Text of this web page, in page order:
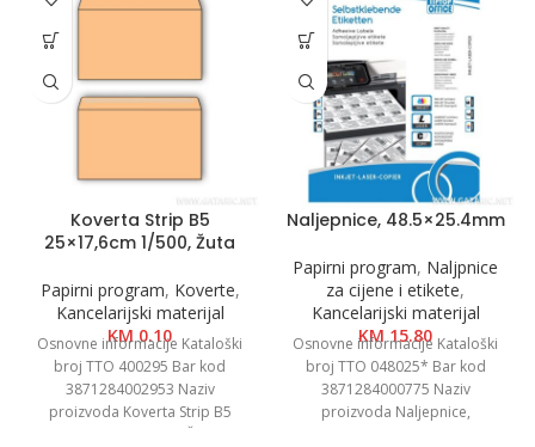
Koverta Strip B5
25×17,6cm 1/500, Žuta
Papirni program, Koverte,
Kancelarijski materijal
KM0.10
Osnovne informacije Kataloški
broj TTO 400295 Bar kod
3871284002953 Naziv
proizvoda Koverta Strip B5
25×17,6cm 1/500, Žuta
Naljepnice, 48.5×25.4mm
Papirni program, Naljpnice
za cijene i etikete,
Kancelarijski materijal
KM15.80
Osnovne informacije Kataloški
broj TTO 048025* Bar kod
3871284000775 Naziv
proizvoda Naljepnice,